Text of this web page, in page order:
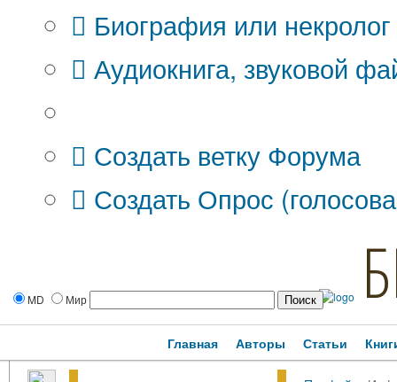
Биография или некролог
Аудиокнига, звуковой
Создать ветку Форума
Создать Опрос
MD Мир
Главная Авторы Статьи